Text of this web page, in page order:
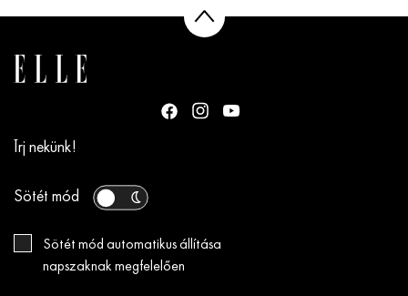
Írj nekünk!
Sötét mód
Sötét mód automatikus állítása
napszaknak megfelelően